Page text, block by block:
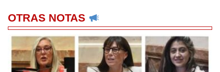
OTRAS NOTAS